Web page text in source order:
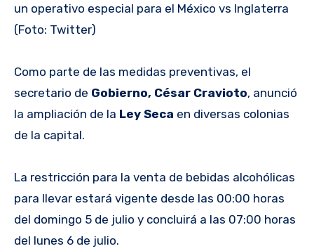
un operativo especial para el México vs Inglaterra
(Foto: Twitter)
Como parte de las medidas preventivas, el
secretario de Gobierno, César Cravioto, anunció
la ampliación de la Ley Seca en diversas colonias
de la capital.
La restricción para la venta de bebidas alcohólicas
para llevar estará vigente desde las 00:00 horas
del domingo 5 de julio y concluirá a las 07:00 horas
del lunes 6 de julio.